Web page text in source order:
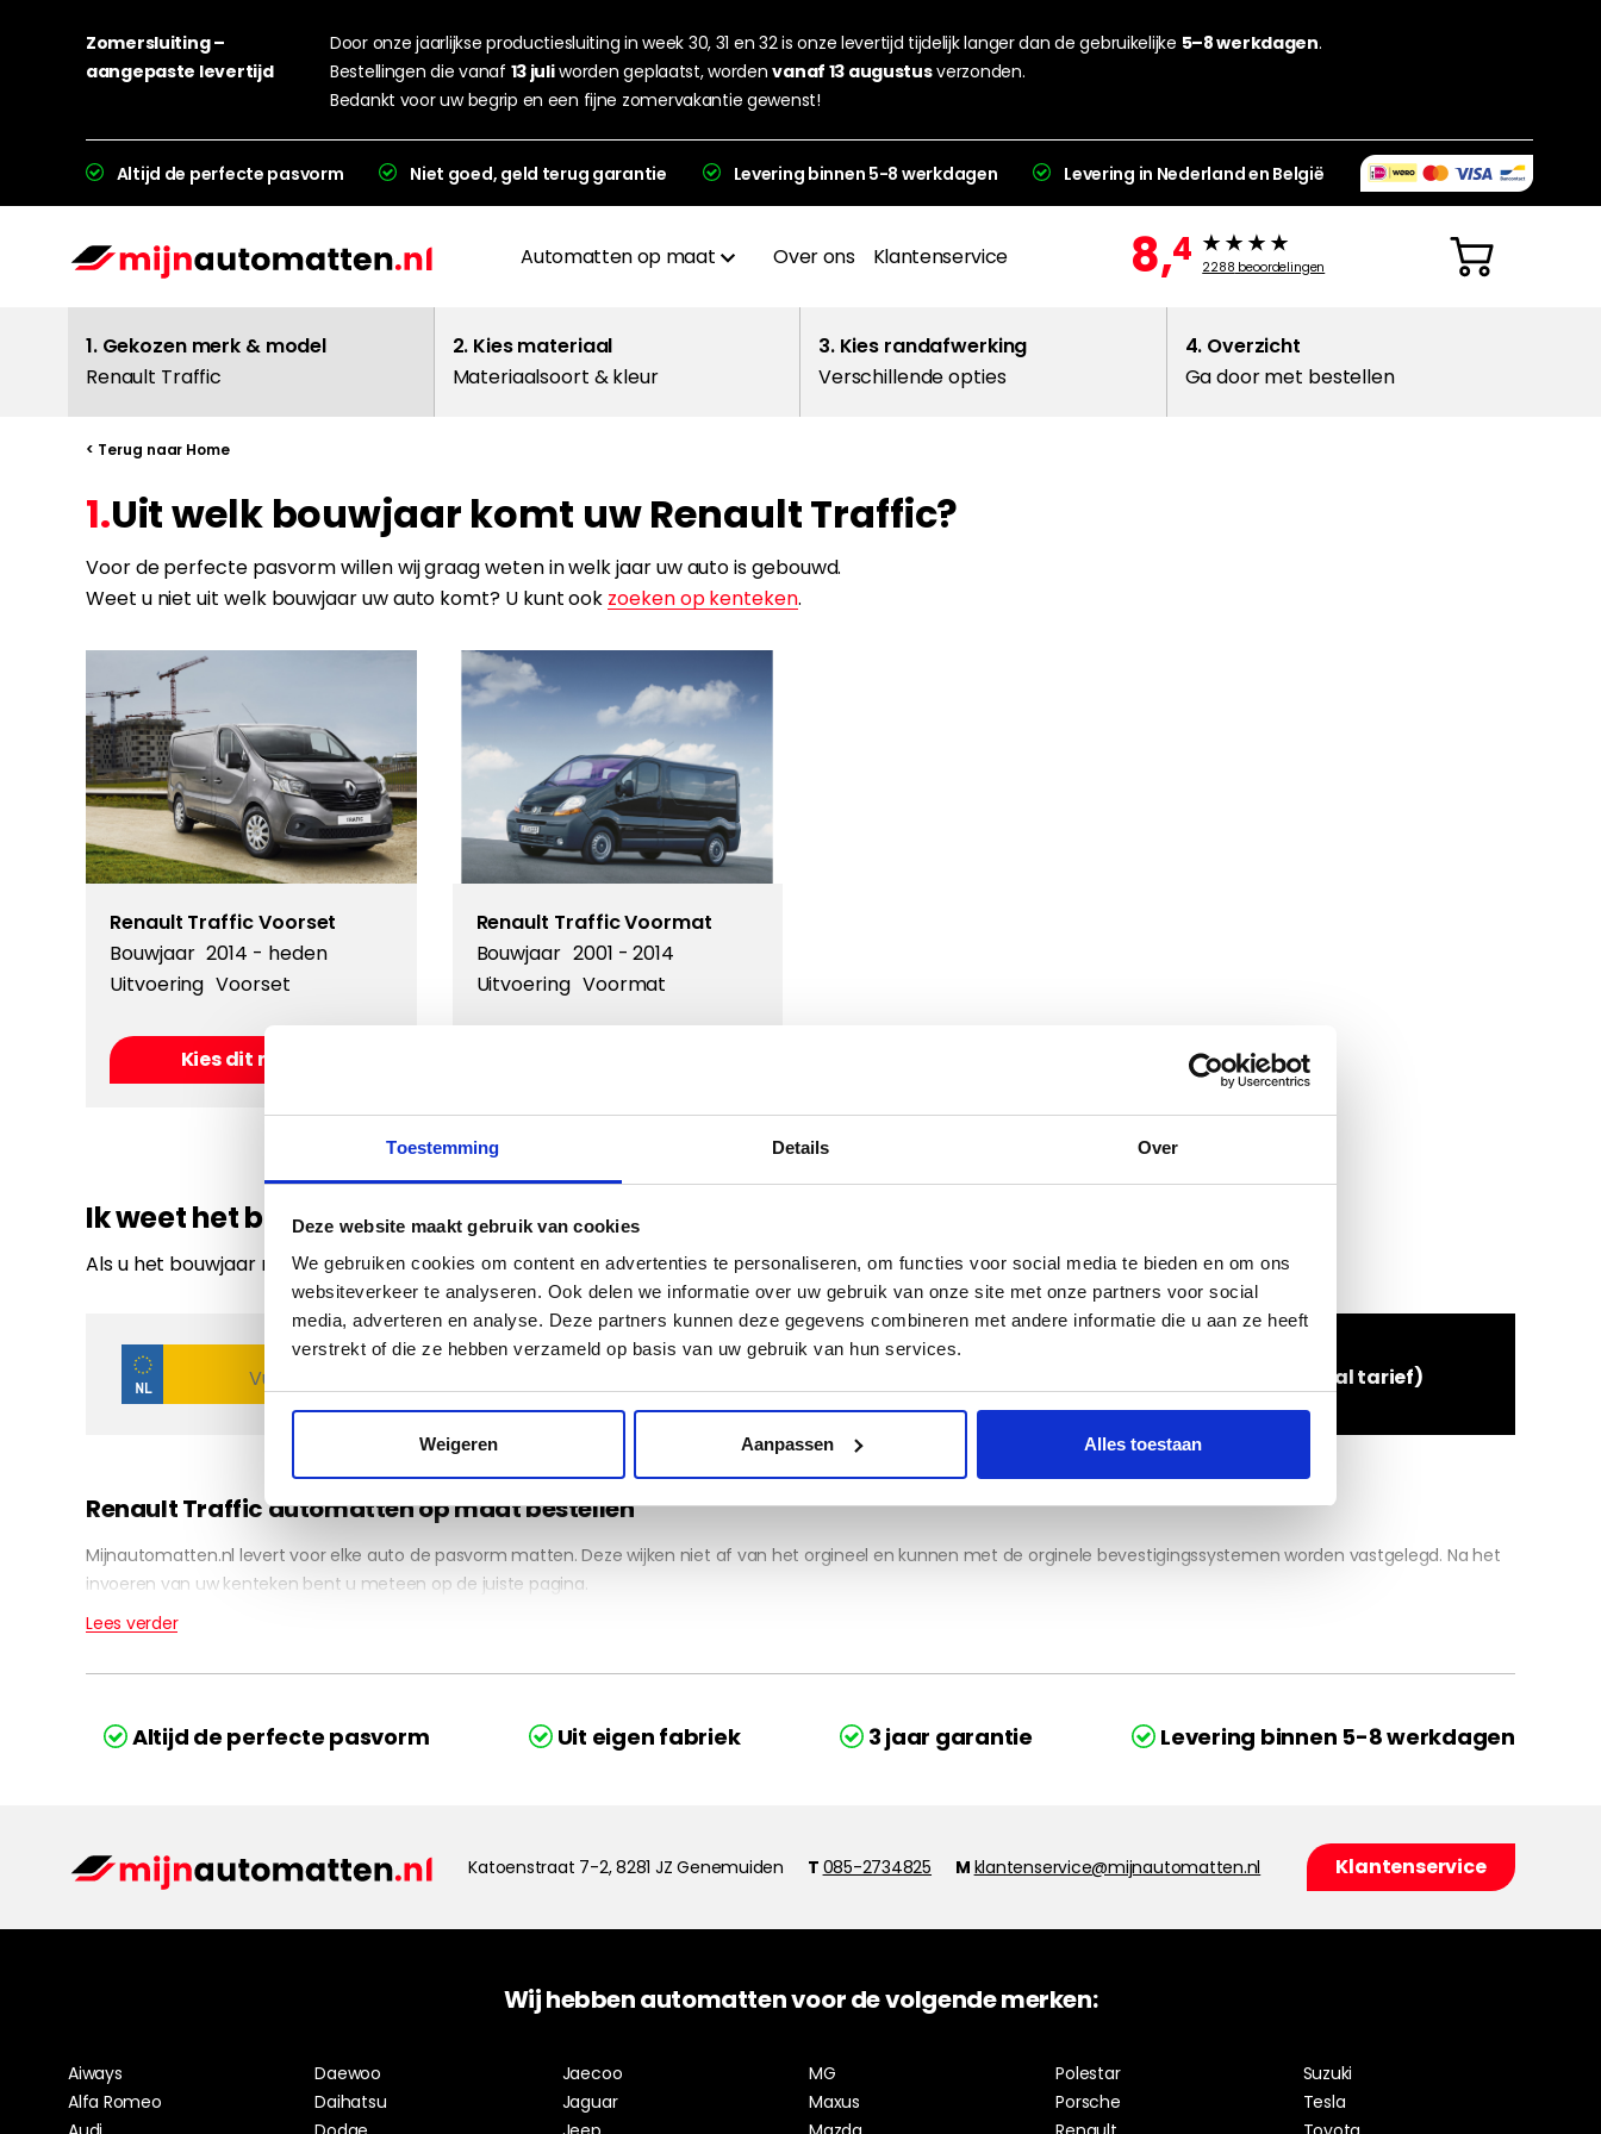
Toestemming Details Over
Deze website maakt gebruik van cookies
We gebruiken cookies om content en advertenties te personaliseren, om functies voor social media te bieden en om ons
websiteverkeer te analyseren. Ook delen we informatie over uw gebruik van onze site met onze partners voor social
media, adverteren en analyse. Deze partners kunnen deze gegevens combineren met andere informatie die u aan ze heeft
verstrekt of die ze hebben verzameld op basis van uw gebruik van hun services.
Weigeren Aanpassen Alles toestaan
Zomersluiting –
aangepaste levertijd
Door onze jaarlijkse productiesluiting in week 30, 31 en 32 is onze levertijd tijdelijk langer dan de gebruikelijke 5–8 werkdagen.
Bestellingen die vanaf 13 juliworden geplaatst, wordenvanaf 13 augustusverzonden.
Bedankt voor uw begrip en een fijne zomervakantie gewenst!
Altijd de perfecte pasvorm Niet goed, geld terug garantie Levering binnen 5-8 werkdagen Levering in Nederland en België
Automatten op maat
Afwerkingen
Levering en garantie
Over ons Klantenservice 8,4 2288 beoordelingen
1. Gekozen merk & model
Renault Traffic
2. Kies materiaal
Materiaalsoort & kleur
3. Kies randafwerking
Verschillende opties
4. Overzicht
Ga door met bestellen
< Terug naar Home
1.Uit welk bouwjaar komt uw Renault Traffic?
Voor de perfecte pasvorm willen wij graag weten in welk jaar uw auto is gebouwd.
Weet u niet uit welk bouwjaar uw auto komt? U kunt ook zoeken op kenteken.
Renault Traffic Voorset
Bouwjaar 2014 - heden
Uitvoering Voorset
Kies dit model
Renault Traffic Voormat
Bouwjaar 2001 - 2014
Uitvoering Voormat
Ik weet het bouwjaar niet
Als u het bouwjaar niet weet van uw auto kunt u hier op kenteken zoeken:
(lokaal tarief)
Renault Traffic automatten op maat bestellen
Mijnautomatten.nl levert voor elke auto de pasvorm matten. Deze wijken niet af van het orgineel en kunnen met de orginele bevestigingssystemen worden vastgelegd. Na het
invoeren van uw kenteken bent u meteen op de juiste pagina.
Lees verder
Altijd de perfecte pasvorm Uit eigen fabriek 3 jaar garantie Levering binnen 5-8 werkdagen
Katoenstraat 7-2, 8281 JZ Genemuiden T 085-2734825 M klantenservice@mijnautomatten.nl Klantenservice
Wij hebben automatten voor de volgende merken:
Aiways
Alfa Romeo
Daewoo
Daihatsu
Jaecoo
Jaguar
MG
Maxus
Polestar
Porsche
Suzuki
Tesla